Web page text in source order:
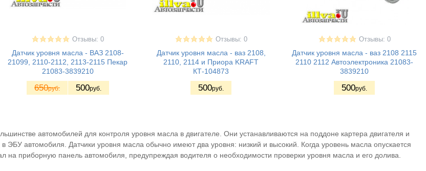
Отзывы: 0
Датчик уровня масла - ВАЗ 2108-
21099, 2110-2112, 2113-2115 Пекар
21083-3839210
650руб. 500руб.
Отзывы: 0
Датчик уровня масла - ваз 2108,
2110, 2114 и Приора KRAFT
КТ-104873
500руб.
Отзывы: 0
Датчик уровня масла - ваз 2108 2115
2110 2112 Автоэлектроника 21083-
3839210
500руб.
автомобилей для контроля уровня масла в двигателе. Они устанавливаются на поддоне картера двигателя и
автомобиля. Датчики уровня масла обычно имеют два уровня: низкий и высокий. Когда уровень масла опускается
на приборную панель автомобиля, предупреждая водителя о необходимости проверки уровня масла и его долива.